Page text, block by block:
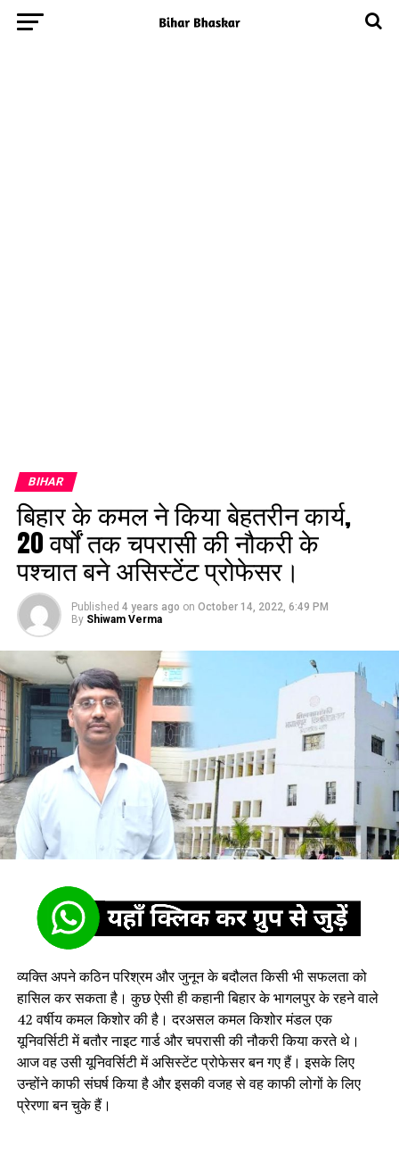
BIHAR
बिहार के कमल ने किया बेहतरीन कार्य,
20 वर्षों तक चपरासी की नौकरी के
पश्चात बने असिस्टेंट प्रोफेसर।
Published 4 years ago on October 14, 2022, 6:49 PM
By Shiwam Verma
व्यक्ति अपने कठिन परिश्रम और जुनून के बदौलत किसी भी सफलता को
हासिल कर सकता है। कुछ ऐसी ही कहानी बिहार के भागलपुर के रहने वाले
42 वर्षीय कमल किशोर की है। दरअसल कमल किशोर मंडल एक
यूनिवर्सिटी में बतौर नाइट गार्ड और चपरासी की नौकरी किया करते थे।
आज वह उसी यूनिवर्सिटी में असिस्टेंट प्रोफेसर बन गए हैं। इसके लिए
उन्होंने काफी संघर्ष किया है और इसकी वजह से वह काफी लोगों के लिए
प्रेरणा बन चुके हैं।